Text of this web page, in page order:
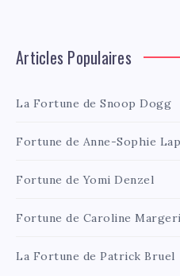
Articles Populaires
La Fortune de Snoop Dogg
Fortune de Anne-Sophie
Fortune de Yomi Denzel
Fortune de Caroline
La Fortune de Patrick Bruel